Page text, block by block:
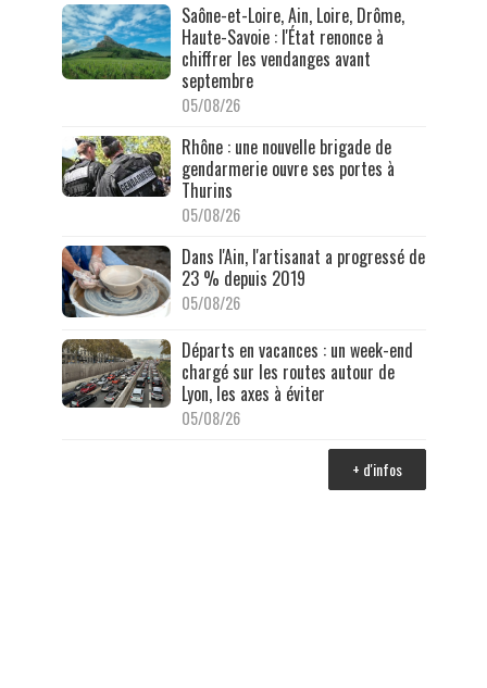
Saône-et-Loire, Ain, Loire, Drôme,
Haute-Savoie : l'État renonce à
chiffrer les vendanges avant
septembre
05/08/26
Rhône : une nouvelle brigade de
gendarmerie ouvre ses portes à
Thurins
05/08/26
Dans l'Ain, l'artisanat a progressé de
23 % depuis 2019
05/08/26
Départs en vacances : un week-end
chargé sur les routes autour de
Lyon, les axes à éviter
05/08/26
+ d'infos